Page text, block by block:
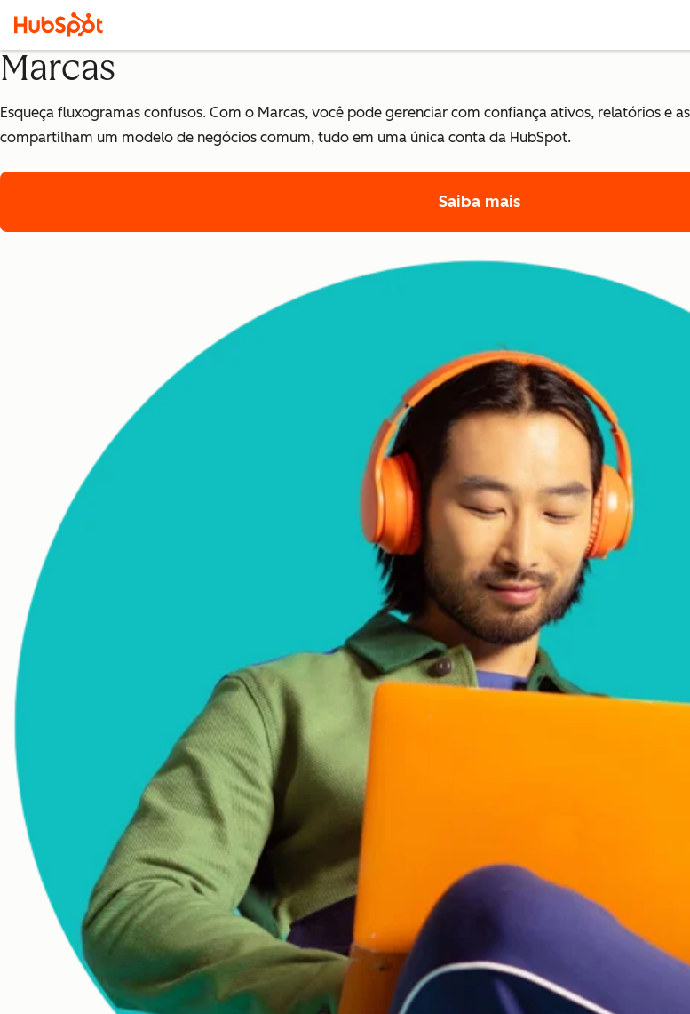
Marcas
Esqueça fluxogramas confusos. Com o Marcas, você pode gerenciar com confiança ativos, relatórios e
compartilham um modelo de negócios comum, tudo em uma única conta da HubSpot.
Saiba mais